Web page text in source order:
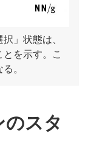
」状態は、
を示す。こ
。
スタ